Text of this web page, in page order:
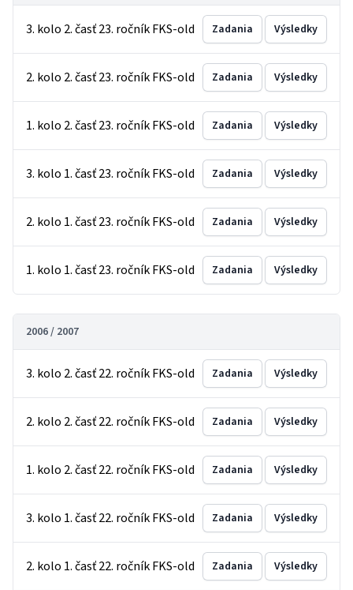
3. kolo 2. časť 23. ročník FKS-old Zadania Výsledky
2. kolo 2. časť 23. ročník FKS-old Zadania Výsledky
1. kolo 2. časť 23. ročník FKS-old Zadania Výsledky
3. kolo 1. časť 23. ročník FKS-old Zadania Výsledky
2. kolo 1. časť 23. ročník FKS-old Zadania Výsledky
1. kolo 1. časť 23. ročník FKS-old Zadania Výsledky
2006 / 2007
3. kolo 2. časť 22. ročník FKS-old Zadania Výsledky
2. kolo 2. časť 22. ročník FKS-old Zadania Výsledky
1. kolo 2. časť 22. ročník FKS-old Zadania Výsledky
3. kolo 1. časť 22. ročník FKS-old Zadania Výsledky
2. kolo 1. časť 22. ročník FKS-old Zadania Výsledky